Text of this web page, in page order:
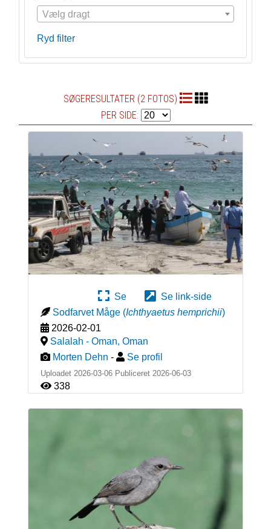
Vælg dragt
Ryd filter
SØGERESULTATER (2 FOTOS)
PER SIDE:
Se
Se link-side
Sodfarvet Måge (Ichthyaetus hemprichii)
2026-02-01
Salalah - Oman, Oman
Morten Dehn - Se profil
Uploadet 2026-03-06 Publiceret 2026-06-03
338